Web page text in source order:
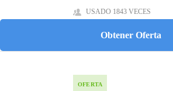
USADO 1843 VECES
Obtener Oferta
OFERTA